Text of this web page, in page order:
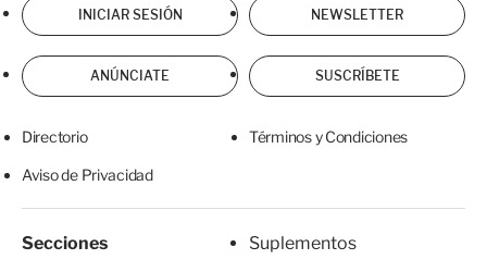
INICIAR SESIÓN NEWSLETTER
ANÚNCIATE SUSCRÍBETE
Directorio Términos y Condiciones
Aviso de Privacidad
Secciones
Suplementos